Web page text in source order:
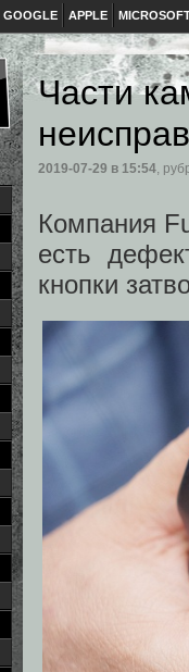
GOOGLE APPLE
Части
2019-07-29 в 15:54,
Компания
есть
кнопки